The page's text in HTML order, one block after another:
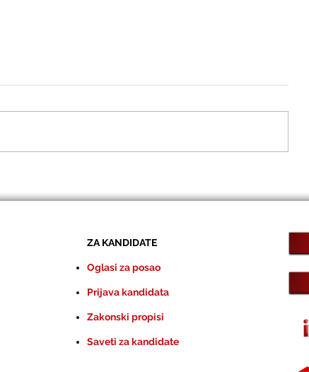
ZA KANDIDATE
Oglasi za posao
Prijava kandidata
Zakonski propisi
Saveti za kandidate